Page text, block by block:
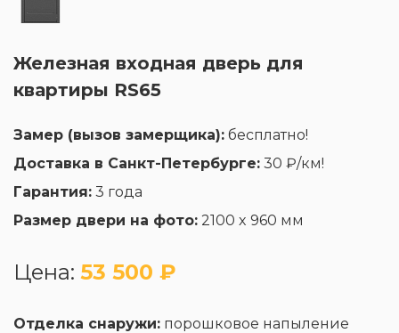
Железная входная дверь для
квартиры RS65
Замер (вызов замерщика): бесплатно!
Доставка в Санкт-Петербурге: 30 ₽/км!
Гарантия: 3 года
Размер двери на фото: 2100 x 960 мм
Цена: 53 500 ₽
Отделка снаружи: порошковое напыление